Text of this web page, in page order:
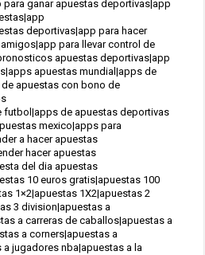
para ganar apuestas deportivas|app
deportivas|app para hacer
para llevar control de
apuestas deportivas|app
apuestas mundial|apps de
apuestas con bono de
futbol|apps de apuestas deportivas
mexico|apps para
a hacer apuestas
hacer apuestas
del dia apuestas
10 euros gratis|apuestas 100
1×2|apuestas 1X2|apuestas 2
3 division|apuestas a
a carreras de caballos|apuestas a
a corners|apuestas a
a jugadores nba|apuestas a la